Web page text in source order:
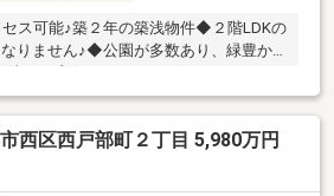
ス可能♪築２年の築浅物件◆２階LDKの
りません♪◆公園が多数あり、緑豊か
当たり良好♪♪スタッフからのコメント♪
見、WEB面談が利用可能です。お気軽
◇「横浜・川崎」の最新物件はもちろ
会社」です。◇「桜木町駅１分」に店
軽にご来店下さい。◇お車でご来社の
西区西戸部町２丁目 5,980万円